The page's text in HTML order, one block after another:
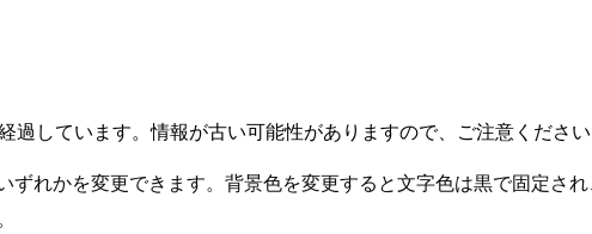
過しています。情報が古い可能性がありますので、ご注意ください
ずれかを変更できます。背景色を変更すると文字色は黒で固定さ